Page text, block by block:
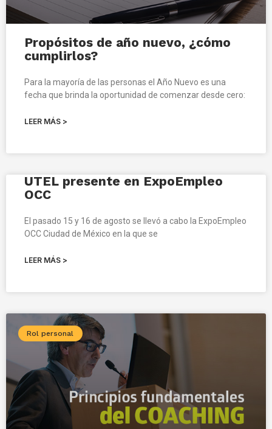
Propósitos de año nuevo, ¿cómo
cumplirlos?
Para la mayoría de las personas el Año Nuevo es una
fecha que brinda la oportunidad de comenzar desde cero:
LEER MÁS >
UTEL presente en ExpoEmpleo
OCC
El pasado 15 y 16 de agosto se llevó a cabo la ExpoEmpleo
OCC Ciudad de México en la que se
LEER MÁS >
Rol personal